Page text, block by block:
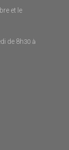
et le
de 8h30 à